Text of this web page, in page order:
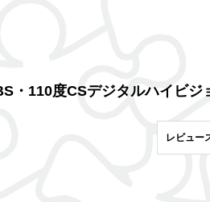
レビュー
・110度CSデジタルハイビジ